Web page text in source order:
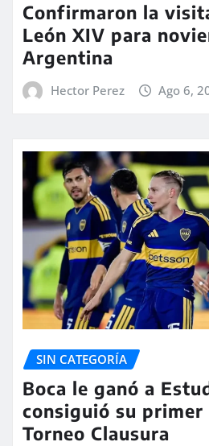
Confirmaron la
León XIV para
Argentina
Hector Perez Ago 6,
SIN CATEGORÍA
Boca le ganó a
consiguió su
Torneo Clausura